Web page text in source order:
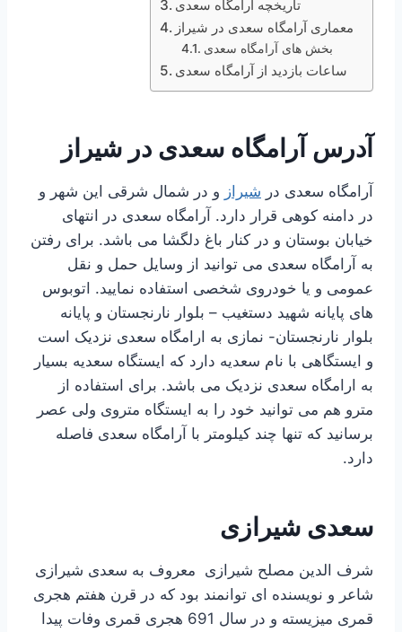
تاریخچه آرامگاه سعدی
معماری آرامگاه سعدی در شیراز
بخش های آرامگاه سعدی
ساعات بازدید از آرامگاه سعدی
آدرس آرامگاه سعدی در شیراز
آرامگاه سعدی در شیراز و در شمال شرقی این شهر و
در دامنه کوهی قرار دارد. آرامگاه سعدی در انتهای
خیابان بوستان و در کنار باغ دلگشا می باشد. برای رفتن
به آرامگاه سعدی می توانید از وسایل حمل و نقل
عمومی و یا خودروی شخصی استفاده نمایید. اتوبوس
های پایانه شهید دستغیب – بلوار نارنجستان و پایانه
بلوار نارنجستان- نمازی به ارامگاه سعدی نزدیک است
و ایستگاهی با نام سعدیه دارد که ایستگاه سعدیه بسیار
به ارامگاه سعدی نزدیک می باشد. برای استفاده از
مترو هم می توانید خود را به ایستگاه متروی ولی عصر
برسانید که تنها چند کیلومتر با آرامگاه سعدی فاصله
دارد.
سعدی شیرازی
شرف الدین مصلح شیرازی معروف به سعدی شیرازی
شاعر و نویسنده ای توانمند بود که در قرن هفتم هجری
قمری میزیسته و در سال 691 هجری قمری وفات پیدا